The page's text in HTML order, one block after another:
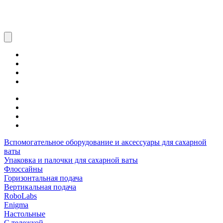
Вспомогательное оборудование и аксессуары для сахарной
ваты
Упаковка и палочки для сахарной ваты
Флоссайны
Горизонтальная подача
Вертикальная подача
RoboLabs
Enigma
Настольные